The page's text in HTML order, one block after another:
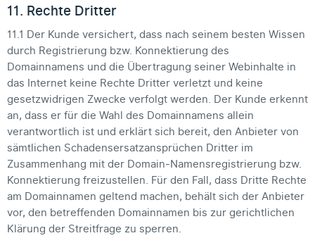
11. Rechte Dritter
11.1 Der Kunde versichert, dass nach seinem besten Wissen
durch Registrierung bzw. Konnektierung des
Domainnamens und die Übertragung seiner Webinhalte in
das Internet keine Rechte Dritter verletzt und keine
gesetzwidrigen Zwecke verfolgt werden. Der Kunde erkennt
an, dass er für die Wahl des Domainnamens allein
verantwortlich ist und erklärt sich bereit, den Anbieter von
sämtlichen Schadensersatzansprüchen Dritter im
Zusammenhang mit der Domain-Namensregistrierung bzw.
Konnektierung freizustellen. Für den Fall, dass Dritte Rechte
am Domainnamen geltend machen, behält sich der Anbieter
vor, den betreffenden Domainnamen bis zur gerichtlichen
Klärung der Streitfrage zu sperren.